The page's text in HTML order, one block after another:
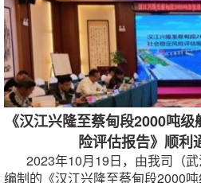
《汉江兴隆至蔡甸段2000吨
险评估报告》顺利
2023年10月19日，由我司（武
编制的《汉江兴隆至蔡甸段2000